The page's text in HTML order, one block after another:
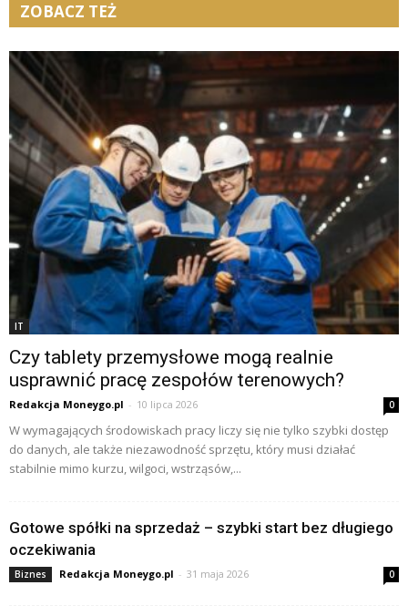
ZOBACZ TEŻ
IT
Czy tablety przemysłowe mogą realnie
usprawnić pracę zespołów terenowych?
Redakcja Moneygo.pl - 10 lipca 2026 0
W wymagających środowiskach pracy liczy się nie tylko szybki dostęp
do danych, ale także niezawodność sprzętu, który musi działać
stabilnie mimo kurzu, wilgoci, wstrząsów,...
Gotowe spółki na sprzedaż – szybki start bez długiego
oczekiwania
Biznes Redakcja Moneygo.pl - 31 maja 2026 0